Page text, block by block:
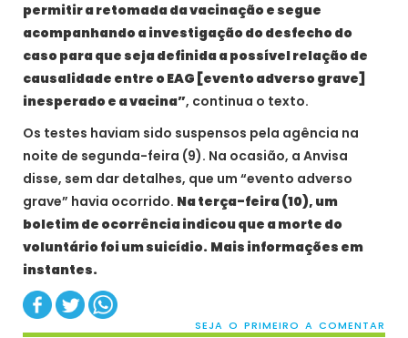
permitir a retomada da vacinação e segue
acompanhando a investigação do desfecho do
caso para que seja definida a possível relação de
causalidade entre o EAG [evento adverso grave]
inesperado e a vacina”, continua o texto.
Os testes haviam sido suspensos pela agência na
noite de segunda-feira (9). Na ocasião, a Anvisa
disse, sem dar detalhes, que um “evento adverso
grave” havia ocorrido. Na terça-feira (10), um
boletim de ocorrência indicou que a morte do
voluntário foi um suicídio. Mais informações em
instantes.
SEJA O PRIMEIRO A COMENTAR